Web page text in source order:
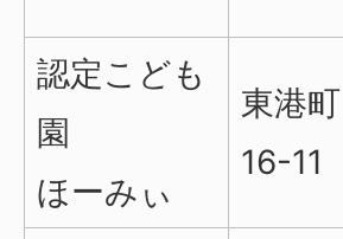
認定こども
園
ほーみぃ
東港町
16-11